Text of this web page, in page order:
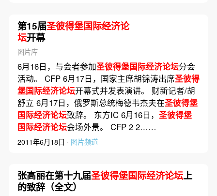
第15届圣彼得堡国际经济论
坛开幕
图片库
6月16日，与会者参加圣彼得堡国际经济论坛分会
活动。 CFP 6月17日，国家主席胡锦涛出席圣彼得
堡国际经济论坛开幕式并发表演讲。 财新记者/胡
舒立 6月17日，俄罗斯总统梅德韦杰夫在圣彼得堡
国际经济论坛致辞。 东方IC 6月16日， 圣彼得堡
国际经济论坛会场外景。 CFP 2 2……
2011年6月18日 · 图片频道
张高丽在第十九届圣彼得堡国际经济论坛上
的致辞（全文）